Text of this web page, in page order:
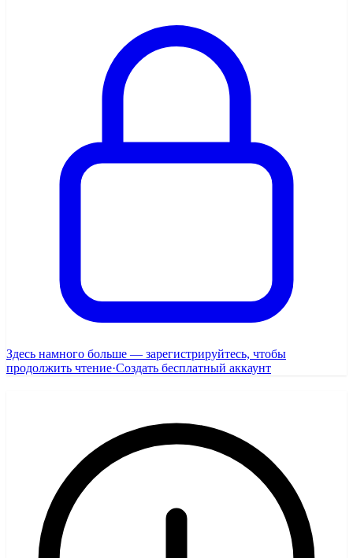
Здесь намного больше — зарегистрируйтесь, чтобы
продолжить чтение·Создать бесплатный аккаунт